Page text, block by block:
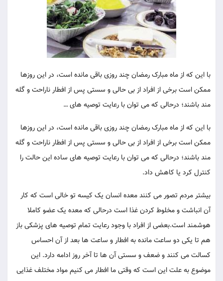
با این که از ماه مبارک رمضان چند روزی باقی مانده است، در این روزها
ممکن است برخی از افراد از بی حالی و سستی پس از افطار ناراحت و گله
مند باشند؛ درحالی که می توان با رعایت توصیه های …
با این که از ماه مبارک رمضان چند روزی باقی مانده است، در این روزها
ممکن است برخی از افراد از بی حالی و سستی پس از افطار ناراحت و گله
مند باشند؛ درحالی که می توان با رعایت توصیه های ساده این حالت را
کنترل کرد یا کاهش داد.
بیشتر مردم تصور می کنند معده انسان یک کیسه تو خالی است که کار
آن انباشت و مخلوط کردن غذا است درحالی که معده یک عضو کاملا
هوشمند است.بعضی از افراد با وجود رعایت تمام توصیه های پزشکی باز
هم تا یکی دو ساعت مانده به افطار و ساعت ها بعد از آن احساس
کسالت می کنند و ضعف و سستی آن ها تا آخر روز ادامه دارد. این
موضوع به علت این است که وقتی ما افطار می کنیم مواد مختلف غذایی